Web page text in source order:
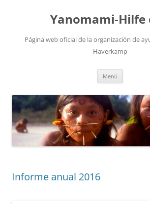
Yanomami-Hilfe
Página web oficial de la organización de
Haverkamp
Menú
Informe anual 2016